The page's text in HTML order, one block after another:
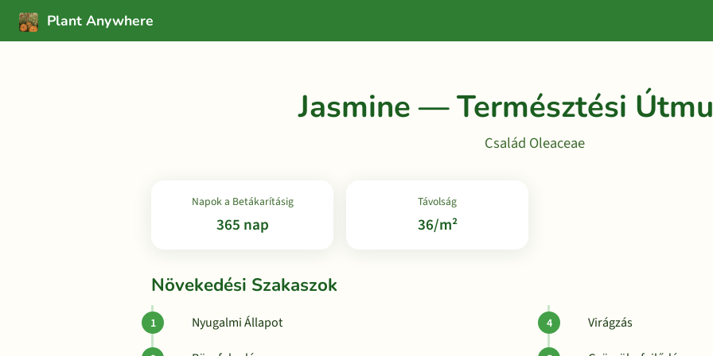
Plant Anywhere
Jasmine — Természtési
Család Oleaceae
Napok a Betákarításig
365 nap
Távolság
36/m²
Növekedési Szakaszok
Nyugalmi Állapot Virágzás